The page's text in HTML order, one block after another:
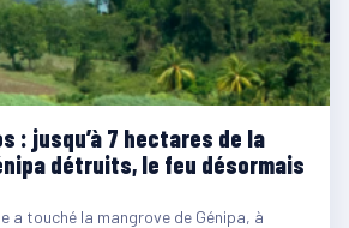
: jusqu’à 7 hectares de la
détruits, le feu désormais
a touché la mangrove de Génipa, à